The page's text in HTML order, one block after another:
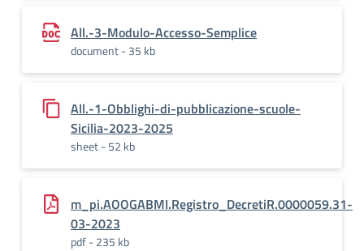
All.-3-Modulo-Accesso-Semplice
document - 35 kb
All.-1-Obblighi-di-pubblicazione-scuole-
Sicilia-2023-2025
sheet - 52 kb
m_pi.AOOGABMI.Registro_DecretiR.0000059.31-
03-2023
pdf - 235 kb